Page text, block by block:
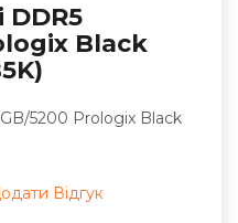
Black
5200 Prologix Black
Відгук